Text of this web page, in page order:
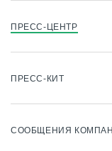
ПРЕСС-ЦЕНТР
ПРЕСС-КИТ
СООБЩЕНИЯ